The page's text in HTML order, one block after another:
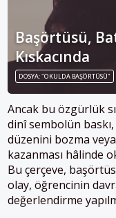
Başörtüsü,
Kıskacında
DOSYA: "OKULDA BAŞÖRTÜSÜ"
Ancak bu özgürlük
dinî sembolün
düzenini bozma
kazanması hâlinde
Bu çerçeve,
olay, öğrencinin
değerlendirme